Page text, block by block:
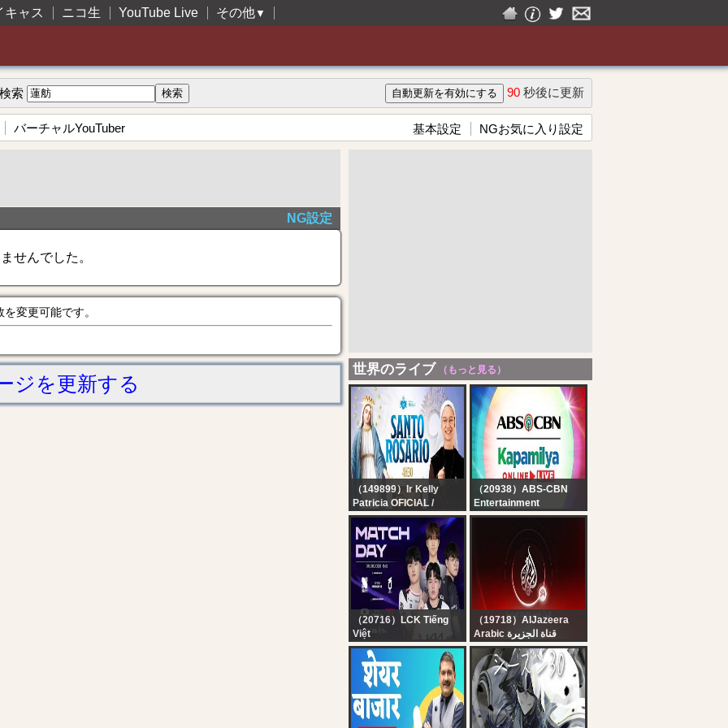
キャス ニコ生 YouTube Live その他▼
検索 90 秒後に更新
バーチャルYouTuber 基本設定 NGお気に入り設定
NG設定
せんでした。
変更可能です。
ジを更新する
世界のライブ （もっと見る）
（149899）Ir Kelly
Patricia OFICIAL /
Instituto Hesed
Santo Rosário da
Madrugada | Novena a
Santa Clara | Instituto
Hesed - 06/08
（20938）ABS-CBN
Entertainment
Kapamilya Online Live |
August 6, 2026
（20716）LCK Tiếng
Việt
Bình Luận Tiếng Việt:
KRX vs DNS l DK vs T1
| LCK 2026
（19718）AlJazeera
Arabic قناة الجزيرة
البث الحي لقناة الجزيرة |
التغطية مستمرة